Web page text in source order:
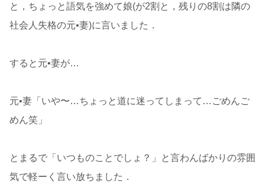
と，ちょっと語気を強めて娘(が2割と，残りの8割は隣の
社会人失格の元•妻)に言いました．
すると元•妻が…
元•妻「いや〜…ちょっと道に迷ってしまって…ごめんご
めん笑」
とまるで「いつものことでしょ？」と言わんばかりの雰囲
気で軽ーく言い放ちました．